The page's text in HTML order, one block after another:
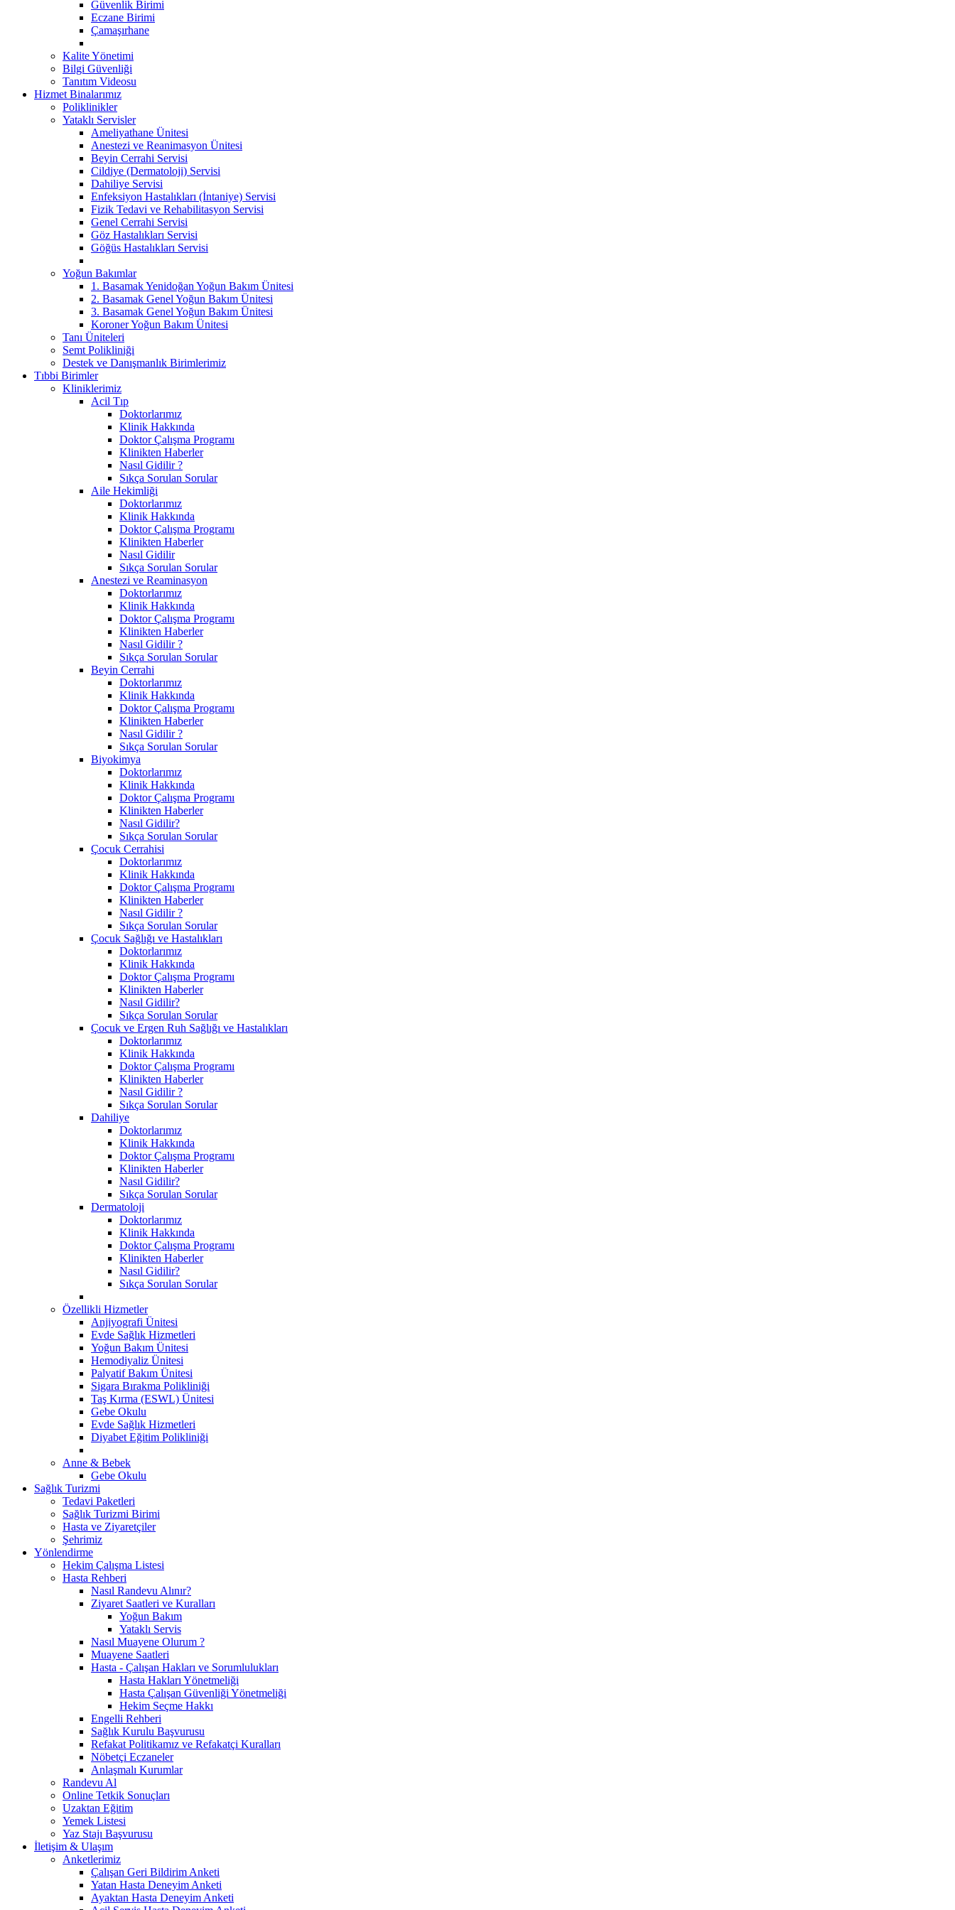
Güvenlik Birimi
Eczane Birimi
Çamaşırhane
Kalite Yönetimi
Bilgi Güvenliği
Tanıtım Videosu
Hizmet Binalarımız
Poliklinikler
Yataklı Servisler
Ameliyathane Ünitesi
Anestezi ve Reanimasyon Ünitesi
Beyin Cerrahi Servisi
Cildiye (Dermatoloji) Servisi
Dahiliye Servisi
Enfeksiyon Hastalıkları (İntaniye) Servisi
Fizik Tedavi ve Rehabilitasyon Servisi
Genel Cerrahi Servisi
Göz Hastalıkları Servisi
Göğüs Hastalıkları Servisi
Yoğun Bakımlar
1. Basamak Yenidoğan Yoğun Bakım Ünitesi
2. Basamak Genel Yoğun Bakım Ünitesi
3. Basamak Genel Yoğun Bakım Ünitesi
Koroner Yoğun Bakım Ünitesi
Tanı Üniteleri
Semt Polikliniği
Destek ve Danışmanlık Birimlerimiz
Tıbbi Birimler
Kliniklerimiz
Acil Tıp
Doktorlarımız
Klinik Hakkında
Doktor Çalışma Programı
Klinikten Haberler
Nasıl Gidilir ?
Sıkça Sorulan Sorular
Aile Hekimliği
Doktorlarımız
Klinik Hakkında
Doktor Çalışma Programı
Klinikten Haberler
Nasıl Gidilir
Sıkça Sorulan Sorular
Anestezi ve Reaminasyon
Doktorlarımız
Klinik Hakkında
Doktor Çalışma Programı
Klinikten Haberler
Nasıl Gidilir ?
Sıkça Sorulan Sorular
Beyin Cerrahi
Doktorlarımız
Klinik Hakkında
Doktor Çalışma Programı
Klinikten Haberler
Nasıl Gidilir ?
Sıkça Sorulan Sorular
Biyokimya
Doktorlarımız
Klinik Hakkında
Doktor Çalışma Programı
Klinikten Haberler
Nasıl Gidilir?
Sıkça Sorulan Sorular
Çocuk Cerrahisi
Doktorlarımız
Klinik Hakkında
Doktor Çalışma Programı
Klinikten Haberler
Nasıl Gidilir ?
Sıkça Sorulan Sorular
Çocuk Sağlığı ve Hastalıkları
Doktorlarımız
Klinik Hakkında
Doktor Çalışma Programı
Klinikten Haberler
Nasıl Gidilir?
Sıkça Sorulan Sorular
Çocuk ve Ergen Ruh Sağlığı ve Hastalıkları
Doktorlarımız
Klinik Hakkında
Doktor Çalışma Programı
Klinikten Haberler
Nasıl Gidilir ?
Sıkça Sorulan Sorular
Dahiliye
Doktorlarımız
Klinik Hakkında
Doktor Çalışma Programı
Klinikten Haberler
Nasıl Gidilir?
Sıkça Sorulan Sorular
Dermatoloji
Doktorlarımız
Klinik Hakkında
Doktor Çalışma Programı
Klinikten Haberler
Nasıl Gidilir?
Sıkça Sorulan Sorular
Özellikli Hizmetler
Anjiyografi Ünitesi
Evde Sağlık Hizmetleri
Yoğun Bakım Ünitesi
Hemodiyaliz Ünitesi
Palyatif Bakım Ünitesi
Sigara Bırakma Polikliniği
Taş Kırma (ESWL) Ünitesi
Gebe Okulu
Evde Sağlık Hizmetleri
Diyabet Eğitim Polikliniği
Anne & Bebek
Gebe Okulu
Sağlık Turizmi
Tedavi Paketleri
Sağlık Turizmi Birimi
Hasta ve Ziyaretçiler
Şehrimiz
Yönlendirme
Hekim Çalışma Listesi
Hasta Rehberi
Nasıl Randevu Alınır?
Ziyaret Saatleri ve Kuralları
Yoğun Bakım
Yataklı Servis
Nasıl Muayene Olurum ?
Muayene Saatleri
Hasta - Çalışan Hakları ve Sorumlulukları
Hasta Hakları Yönetmeliği
Hasta Çalışan Güvenliği Yönetmeliği
Hekim Seçme Hakkı
Engelli Rehberi
Sağlık Kurulu Başvurusu
Refakat Politikamız ve Refakatçi Kuralları
Nöbetçi Eczaneler
Anlaşmalı Kurumlar
Randevu Al
Online Tetkik Sonuçları
Uzaktan Eğitim
Yemek Listesi
Yaz Stajı Başvurusu
İletişim & Ulaşım
Anketlerimiz
Çalışan Geri Bildirim Anketi
Yatan Hasta Deneyim Anketi
Ayaktan Hasta Deneyim Anketi